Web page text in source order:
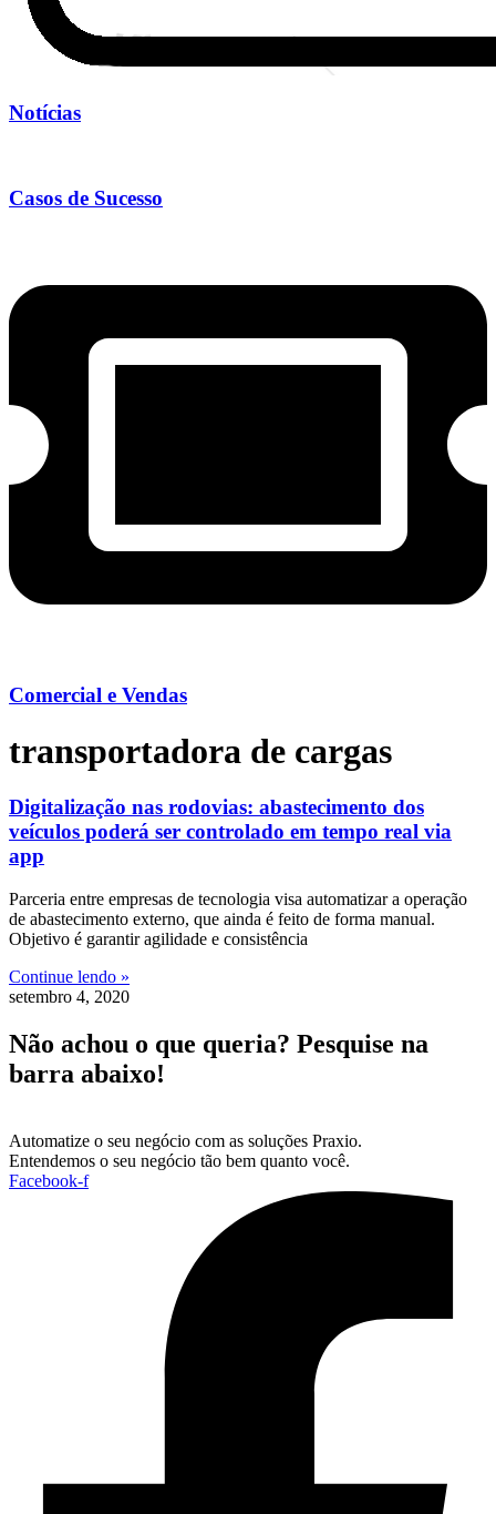
Notícias
Casos de Sucesso
Comercial e Vendas
transportadora de cargas
Digitalização nas rodovias: abastecimento dos
veículos poderá ser controlado em tempo real via
app
Parceria entre empresas de tecnologia visa automatizar a operação
de abastecimento externo, que ainda é feito de forma manual.
Objetivo é garantir agilidade e consistência
Continue lendo »
setembro 4, 2020
Não achou o que queria? Pesquise na
barra abaixo!
Automatize o seu negócio com as soluções Praxio.
Entendemos o seu negócio tão bem quanto você.
Facebook-f